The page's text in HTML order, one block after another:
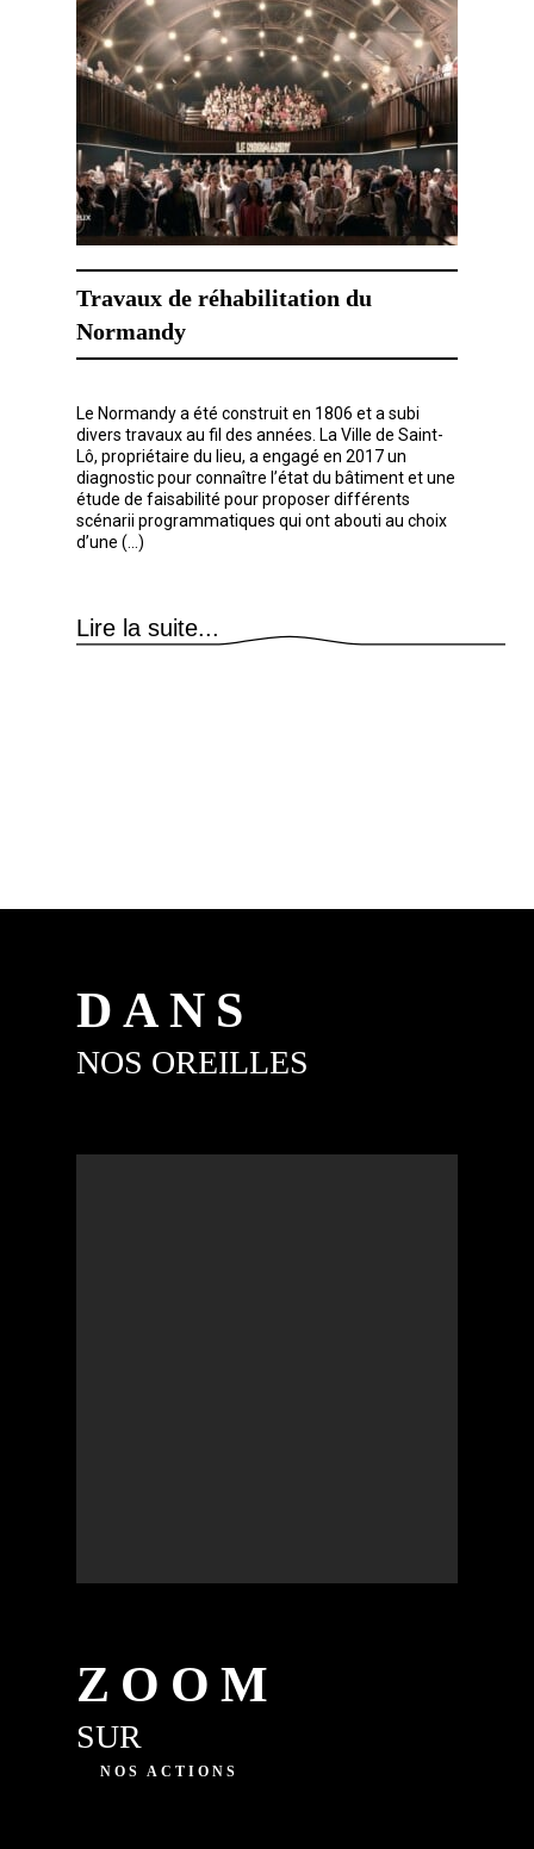
Travaux de réhabilitation du
Normandy
Le Normandy a été construit en 1806 et a subi
divers travaux au fil des années. La Ville de Saint-
Lô, propriétaire du lieu, a engagé en 2017 un
diagnostic pour connaître l’état du bâtiment et une
étude de faisabilité pour proposer différents
scénarii programmatiques qui ont abouti au choix
d’une (...)
Lire la suite...
DANS
NOS OREILLES
ZOOM
SUR
NOS ACTIONS